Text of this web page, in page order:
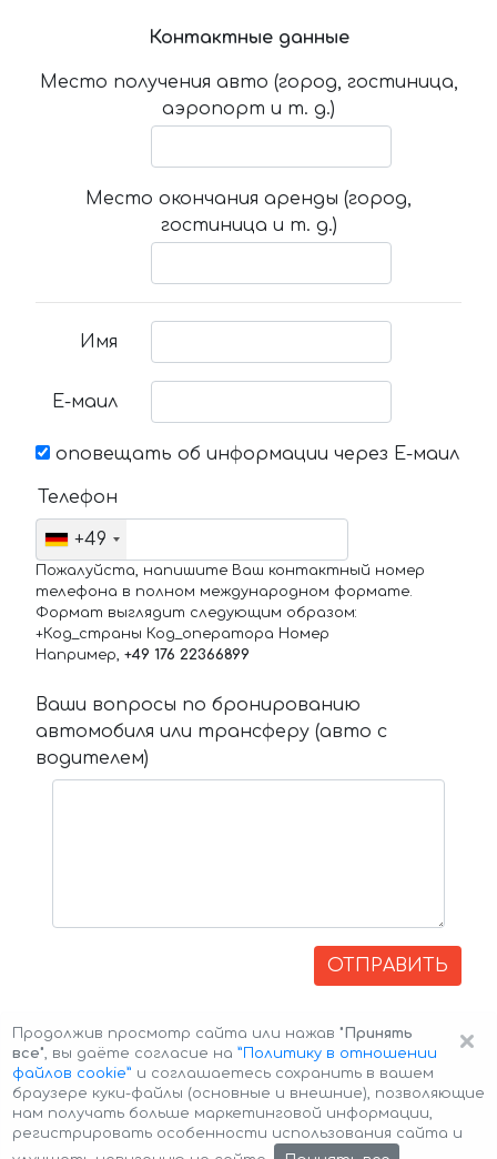
Контактные данные
Место получения авто (город, гостиница,
аэропорт и т. д.)
Место окончания аренды (город,
гостиница и т. д.)
Имя
Е-маил
оповещать об информации через Е-маил
Телефон
+49
Пожалуйста, напишите Ваш контактный номер
телефона в полном международном формате.
Формат выглядит следующим образом:
+Код_страны Код_оператора Номер
Например, +49 176 22366899
Ваши вопросы по бронированию
автомобиля или трансферу (авто с
водителем)
ОТПРАВИТЬ
×
Продолжив просмотр сайта или нажав "Принять
все", вы даёте согласие на ”Политику в отношении
файлов cookie” и соглашаетесь сохранить в вашем
браузере куки-файлы (основные и внешние), позволяющие
нам получать больше маркетинговой информации,
регистрировать особенности использования сайта и